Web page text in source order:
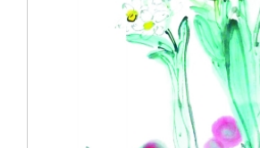
终身学习
信息化服务
校友总会
总会简介